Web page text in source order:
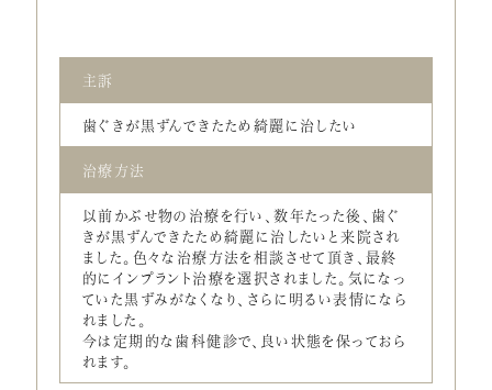
主訴
歯ぐきが黒ずんできたため綺麗に治したい
治療方法
以前かぶせ物の治療を行い、数年たった後、歯ぐ
きが黒ずんできたため綺麗に治したいと来院され
ました。色々な治療方法を相談させて頂き、最終
的にインプラント治療を選択されました。気になっ
ていた黒ずみがなくなり、さらに明るい表情になら
れました。
今は定期的な歯科健診で、良い状態を保っておら
れます。